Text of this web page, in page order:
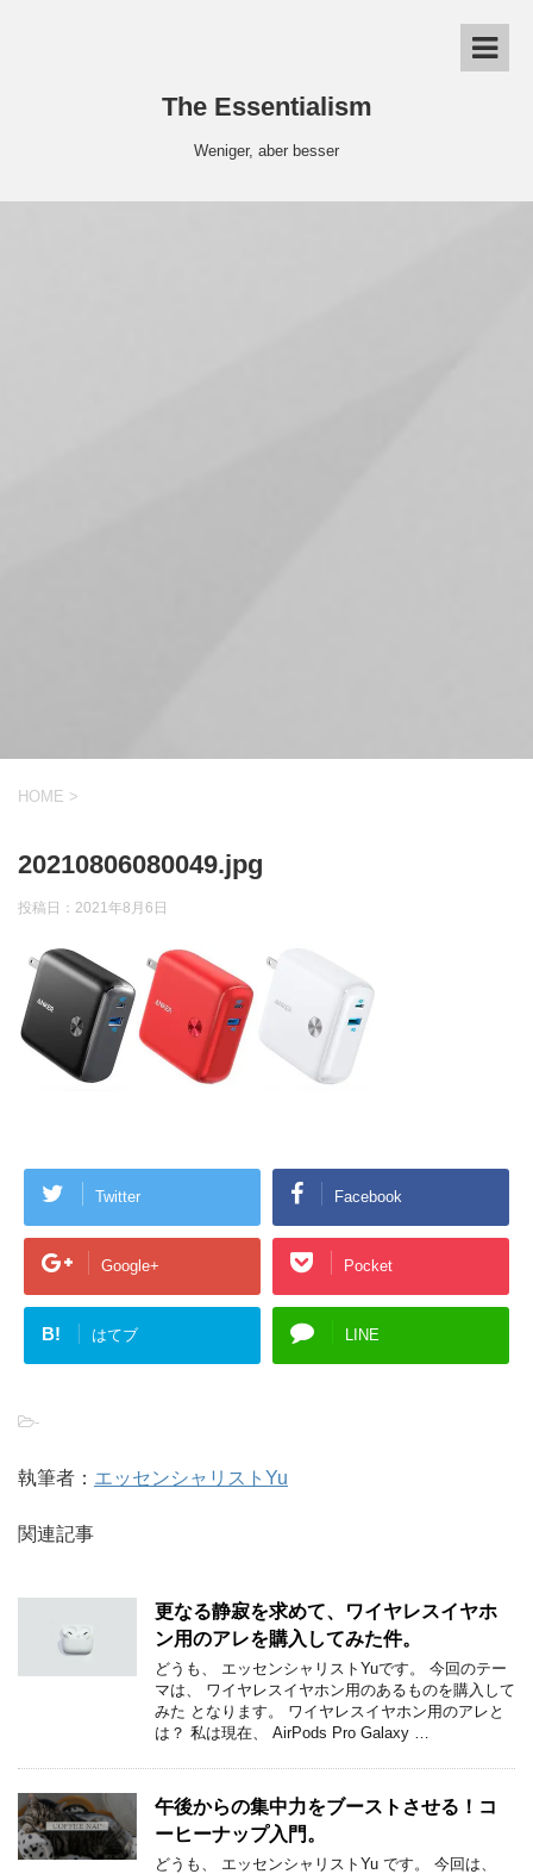
The Essentialism
Weniger, aber besser
HOME >
20210806080049.jpg
投稿日： 2021年8月6日
Twitter Facebook
Google+ Pocket
B! はてブ LINE
-
執筆者： エッセンシャリストYu
関連記事
更なる静寂を求めて、ワイヤレスイヤホ
ン用のアレを購入してみた件。
どうも、 エッセンシャリストYuです。 今回のテー
マは、 ワイヤレスイヤホン用のあるものを購入して
みた となります。 ワイヤレスイヤホン用のアレと
は？ 私は現在、 AirPods Pro Galaxy …
午後からの集中力をブーストさせる！コ
ーヒーナップ入門。
どうも、 エッセンシャリストYu です。 今回は、